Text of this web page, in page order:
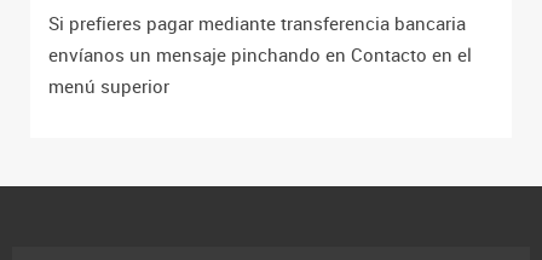
Si prefieres pagar mediante transferencia bancaria
envíanos un mensaje pinchando en Contacto en el
menú superior